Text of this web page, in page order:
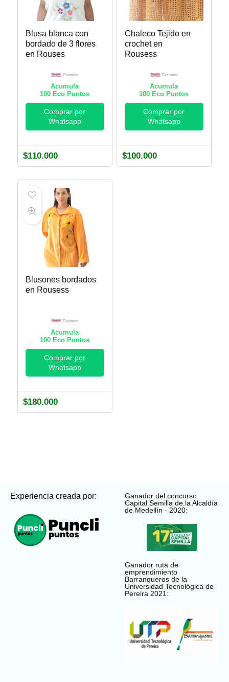
Blusa blanca con
bordado de 3 flores
en Rouses
Rousess
Acumula
100 Eco Puntos
Comprar por
Whatsapp
$110.000
Chaleco Tejido en
crochet en
Rousess
Rousess
Acumula
100 Eco Puntos
Comprar por
Whatsapp
$100.000
Blusones bordados
en Rousess
Rousess
Acumula
100 Eco Puntos
Comprar por
Whatsapp
$180.000
Experiencia creada por:
Ganador del concurso
Capital Semilla de la Alcaldía
de Medellín - 2020:
Ganador ruta de
emprendimiento
Barranqueros de la
Universidad Tecnológica de
Pereira 2021: